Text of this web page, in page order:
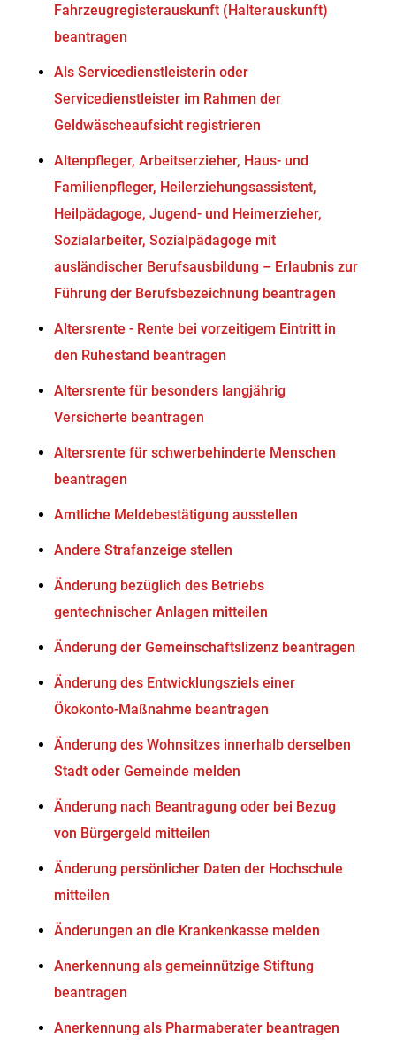
Fahrzeugregisterauskunft (Halterauskunft)
beantragen
Als Servicedienstleisterin oder
Servicedienstleister im Rahmen der
Geldwäscheaufsicht registrieren
Altenpfleger, Arbeitserzieher, Haus- und
Familienpfleger, Heilerziehungsassistent,
Heilpädagoge, Jugend- und Heimerzieher,
Sozialarbeiter, Sozialpädagoge mit
ausländischer Berufsausbildung – Erlaubnis zur
Führung der Berufsbezeichnung beantragen
Altersrente - Rente bei vorzeitigem Eintritt in
den Ruhestand beantragen
Altersrente für besonders langjährig
Versicherte beantragen
Altersrente für schwerbehinderte Menschen
beantragen
Amtliche Meldebestätigung ausstellen
Andere Strafanzeige stellen
Änderung bezüglich des Betriebs
gentechnischer Anlagen mitteilen
Änderung der Gemeinschaftslizenz beantragen
Änderung des Entwicklungsziels einer
Ökokonto-Maßnahme beantragen
Änderung des Wohnsitzes innerhalb derselben
Stadt oder Gemeinde melden
Änderung nach Beantragung oder bei Bezug
von Bürgergeld mitteilen
Änderung persönlicher Daten der Hochschule
mitteilen
Änderungen an die Krankenkasse melden
Anerkennung als gemeinnützige Stiftung
beantragen
Anerkennung als Pharmaberater beantragen